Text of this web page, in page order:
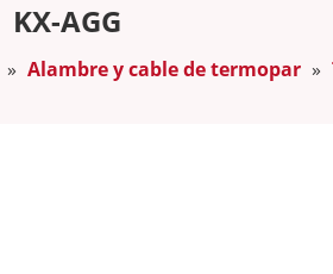
KX-AGG
» Alambre y cable de termopar »